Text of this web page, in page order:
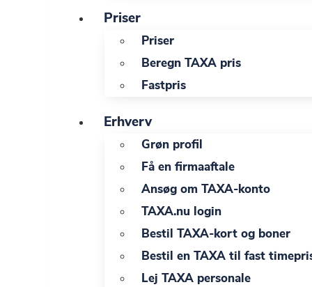
Priser
Priser
Beregn TAXA pris
Fastpris
Erhverv
Grøn profil
Få en firmaaftale
Ansøg om TAXA-konto
TAXA.nu login
Bestil TAXA-kort og boner
Bestil en TAXA til fast
Lej TAXA personale